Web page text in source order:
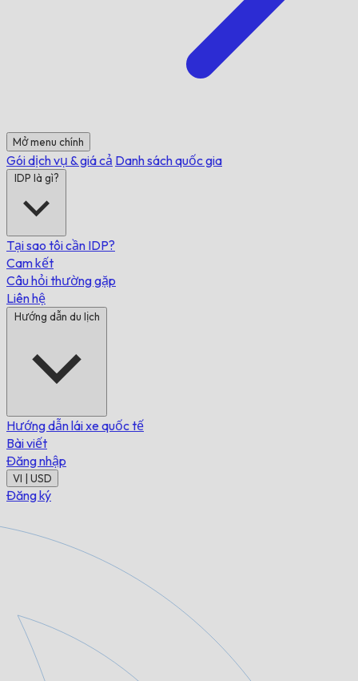
Mở menu chính
Gói dịch vụ & giá cả Danh sách quốc gia
IDP là gì?
Tại sao tôi cần IDP?
Cam kết
Câu hỏi thường gặp
Liên hệ
Hướng dẫn du lịch
Hướng dẫn lái xe quốc tế
Bài viết
Đăng nhập
VI | USD
Đăng ký